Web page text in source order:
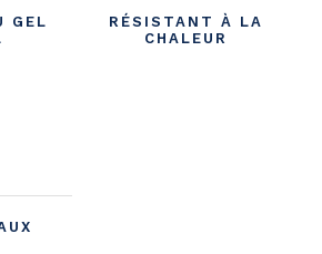
GEL
RÉSISTANT À LA
CHALEUR